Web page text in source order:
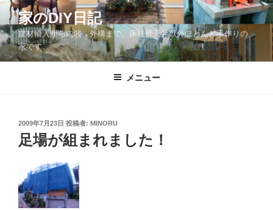
コ
テ
ン
ツ
家のDIY日記
建材輸入から内装、外構まで。床柱壁天井以外ほとんど手作りの
家です。
メニュー
投
稿
日:
2009年7月23日 投稿者: MINORU
足場が組まれました！